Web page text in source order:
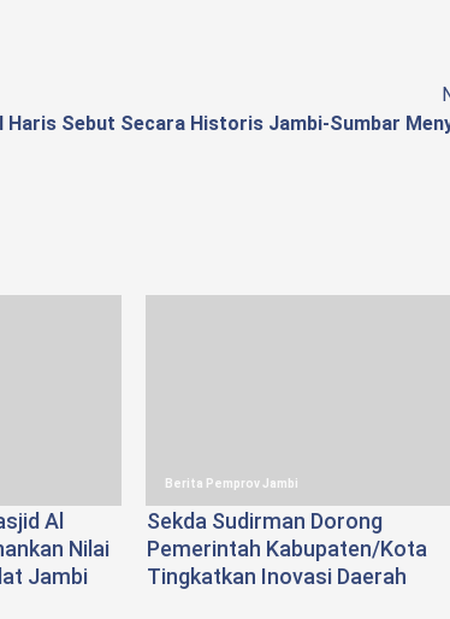
Haris Sebut Secara Historis Jambi-Sumbar
Al
Nilai
Jambi
Berita Pemprov Jambi
Sekda Sudirman Dorong
Pemerintah Kabupaten/Kota
Tingkatkan Inovasi Daerah